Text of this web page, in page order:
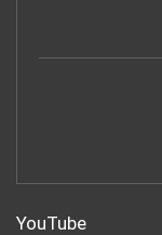
YouTube